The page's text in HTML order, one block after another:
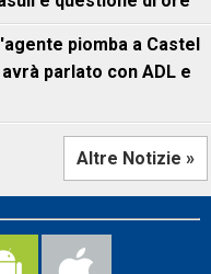
piomba a Castel
parlato con ADL e
Altre Notizie »